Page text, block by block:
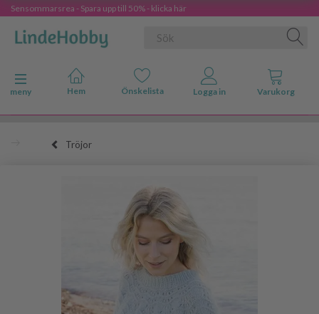
Sensommarsrea - Spara upp till 50% - klicka här
Ändra navigering
meny
Tröjor